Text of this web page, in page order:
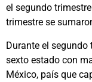
el segundo
trimestre se
Durante el segundo
sexto estado con
México, país que